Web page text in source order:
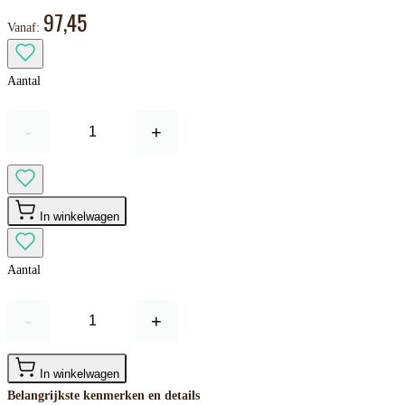
Vanaf: 97,45
Aantal
- +
In winkelwagen
Aantal
- +
In winkelwagen
Belangrijkste kenmerken en details